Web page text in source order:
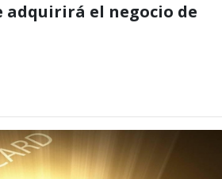
adquirirá el negocio de